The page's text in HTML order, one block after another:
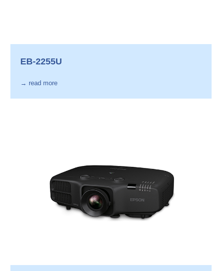
EB-2255U
→ read more